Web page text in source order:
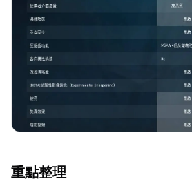
重點整理